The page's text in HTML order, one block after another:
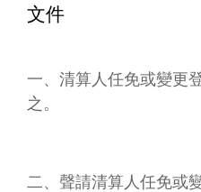
文件
一、清算人任免或變更
之。
二、聲請清算人任免或